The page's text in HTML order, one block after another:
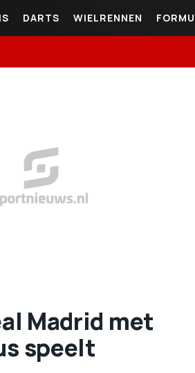
DARTS WIELRENNEN
Madrid met
speelt